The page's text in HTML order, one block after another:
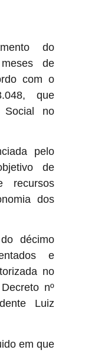
do
de
com o
que
Social no
pelo
de
recursos
dos
décimo
e
no
nº
Luiz
em que